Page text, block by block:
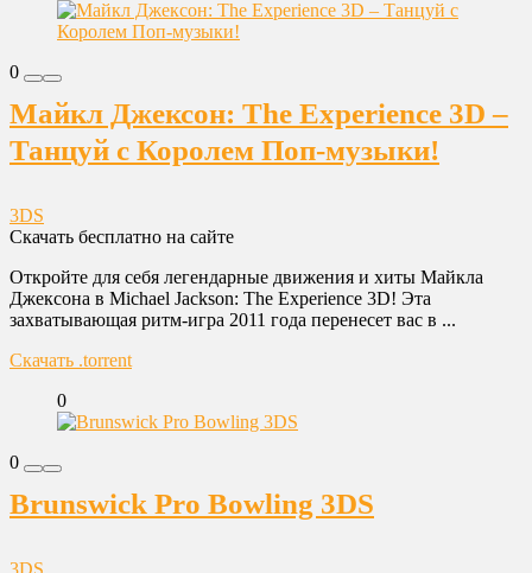
0
Майкл Джексон: The Experience 3D –
Танцуй с Королем Поп-музыки!
3DS
Скачать бесплатно на сайте
Откройте для себя легендарные движения и хиты Майкла
Джексона в Michael Jackson: The Experience 3D! Эта
захватывающая ритм-игра 2011 года перенесет вас в ...
Скачать .torrent
0
0
Brunswick Pro Bowling 3DS
3DS